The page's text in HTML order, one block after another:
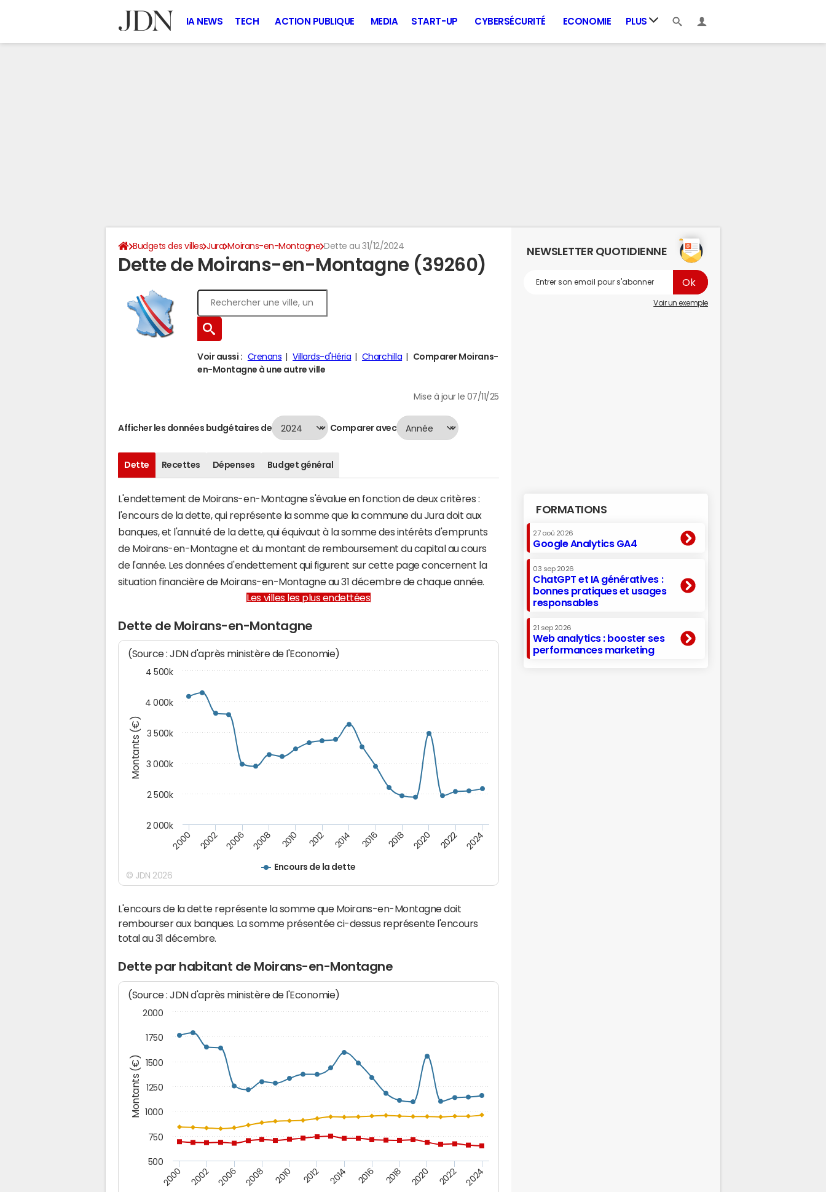
IA NEWS TECH ACTION PUBLIQUE MEDIA START-UP CYBERSÉCURITÉ ECONOMIE PLUS
Budgets des villes Jura Moirans-en-Montagne Dette au 31/12/2024
Dette de Moirans-en-Montagne (39260)
Voir aussi : Crenans Villards-d'Héria Charchilla
Comparer Moirans-
en-Montagne à une autre ville
Mise à jour le 07/11/25
Afficher les données budgétaires de Comparer avec
Dette Recettes Dépenses Budget général
L'endettement de Moirans-en-Montagne s'évalue en fonction de deux critères :
l'encours de la dette, qui représente la somme que la commune du Jura doit aux
banques, et l'annuité de la dette, qui équivaut à la somme des intérêts d'emprunts
de Moirans-en-Montagne et du montant de remboursement du capital au cours
de l'année. Les données d'endettement qui figurent sur cette page concernent la
situation financière de Moirans-en-Montagne au 31 décembre de chaque année.
Les villes les plus endettées
Dette de Moirans-en-Montagne
Montants (€)
(Source : JDN d'après ministère de l'Economie)
Encours de la dette
2000 2002 2006 2008 2010 2012 2014 2016 2018 2020 2022 2024
2 000k
2 500k
3 000k
3 500k
4 000k
4 500k
© JDN 2026
L'encours de la dette représente la somme que Moirans-en-Montagne doit
rembourser aux banques. La somme présentée ci-dessus représente l'encours
total au 31 décembre.
Dette par habitant de Moirans-en-Montagne
Montants (€)
(Source : JDN d'après ministère de l'Economie)
2000 2002 2006 2008 2010 2012 2014 2016 2018 2020 2022 2024
500
750
1000
1250
1500
1750
2000
NEWSLETTER QUOTIDIENNE
Voir un exemple
FORMATIONS
27 aoû 2026
Google Analytics GA4
03 sep 2026
ChatGPT et IA génératives :
bonnes pratiques et usages
responsables
21 sep 2026
Web analytics : booster ses
performances marketing